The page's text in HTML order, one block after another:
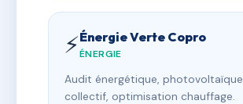
⚡Énergie Verte Copro
ÉNERGIE
Audit énergétique, photovoltaïque
collectif, optimisation chauffage.